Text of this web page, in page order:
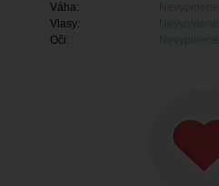
Váha:
Vlasy:
Oči: